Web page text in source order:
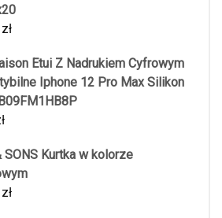
zł
Etui Z Nadrukiem Cyfrowym
Iphone 12 Pro Max Silikon
SONS Kurtka w kolorze
zł